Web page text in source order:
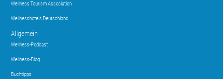
Wellness Tourism Association
Wellnesshotels Deutschland
Allgemein
Wellness-Podcast
Wellness-Blog
Buchtipps